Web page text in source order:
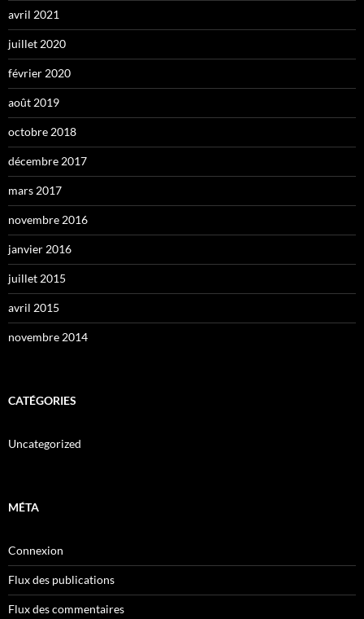
avril 2021
juillet 2020
février 2020
août 2019
octobre 2018
décembre 2017
mars 2017
novembre 2016
janvier 2016
juillet 2015
avril 2015
novembre 2014
CATÉGORIES
Uncategorized
MÉTA
Connexion
Flux des publications
Flux des commentaires